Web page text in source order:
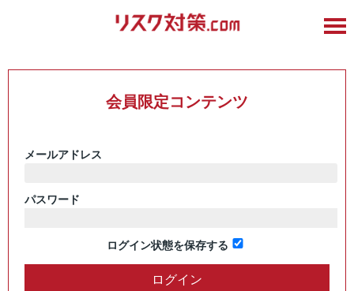
会員限定コンテンツ
メールアドレス
パスワード
ログイン状態を保存する